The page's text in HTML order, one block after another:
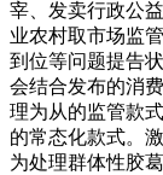
宰、发卖行政公
业农村取市场监
到位等问题提告
会结合发布的消
理为从的监管款
的常态化款式。
为处理群体性胶